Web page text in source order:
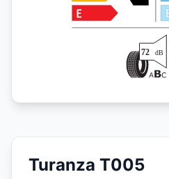
Turanza T005